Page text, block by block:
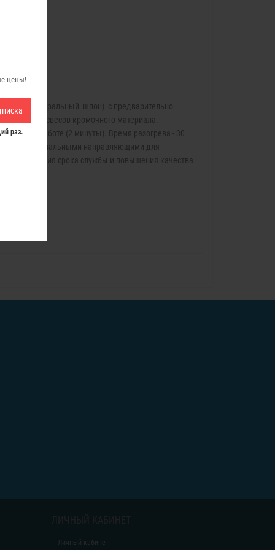
цены!
раз.
натуральный шпон) с предварительно
свесов кромочного материала.
к работе (2 минуты). Время разогрева - 30
и специальными направляющими для
увеличения срока службы и повышения качества
Личный кабинет